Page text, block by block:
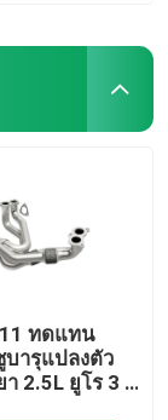
ง
ทดแทน
บารุแปลงตัว
า 2.5L ยูโร 3 4